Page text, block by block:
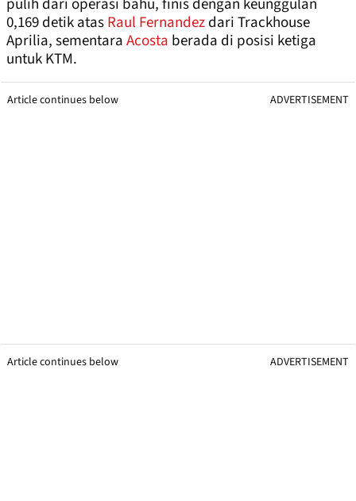
0,169 detik atasRaul Fernandezdari Trackhouse
Aprilia, sementaraAcosta berada di posisi ketiga
untuk KTM.
Article continues below ADVERTISEMENT
Article continues below ADVERTISEMENT